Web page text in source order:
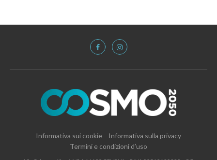
Informativa sui cookie
Informativa sulla privacy
Termini e condizioni d’uso